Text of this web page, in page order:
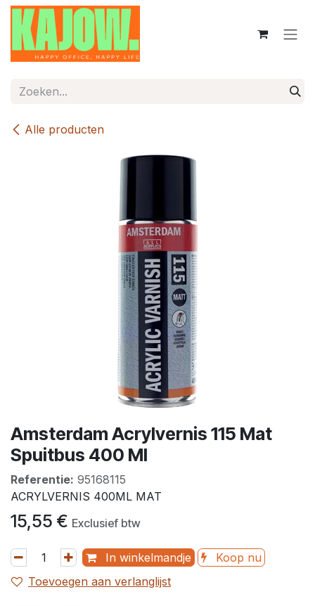
Overslaan naar inhoud
Alle producten
Amsterdam Acrylvernis 115 Mat
Spuitbus 400 Ml
Referentie: 95168115
ACRYLVERNIS 400ML MAT
15,55 € Exclusief btw
In winkelmandje
Koop nu
Toevoegen aan verlanglijst